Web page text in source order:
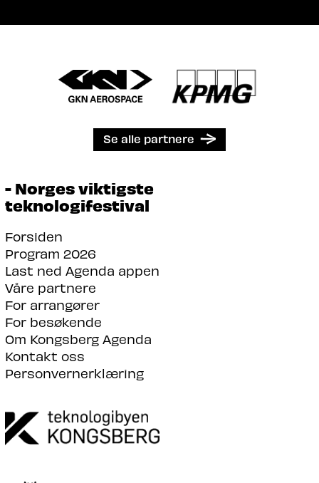
Se alle partnere
- Norges viktigste
teknologifestival
Forsiden
Program 2026
Last ned Agenda appen
Våre partnere
For arrangører
For besøkende
Om Kongsberg Agenda
Kontakt oss
Personvernerklæring